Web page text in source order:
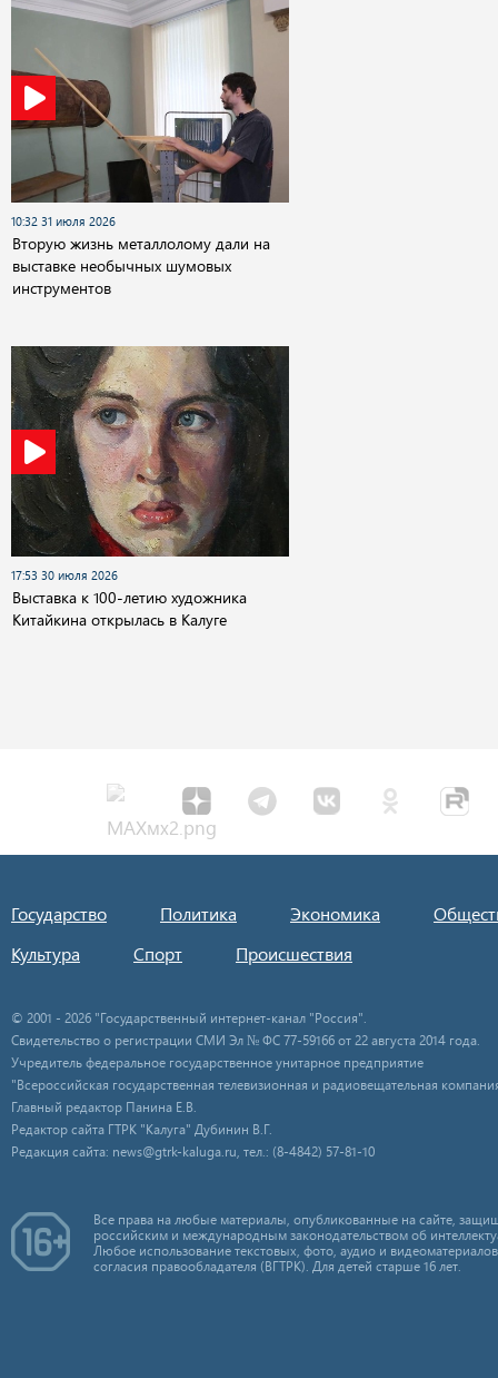
10:32 31 июля 2026
Вторую жизнь металлолому дали на
выставке необычных шумовых
инструментов
17:53 30 июля 2026
Выставка к 100-летию художника
Китайкина открылась в Калуге
Государство Политика Экономика
Культура
Спорт Происшествия
© 2001 - 2026 "Государственный интернет-канал "Россия".
Свидетельство о регистрации СМИ Эл № ФС 77-59166 от 22 августа 2014 года.
Учредитель федеральное государственное унитарное предприятие
"Всероссийская государственная телевизионная и радиовещательная
Главный редактор Панина Е.В.
Редактор сайта ГТРК "Калуга" Дубинин В.Г.
Редакция сайта: news@gtrk-kaluga.ru, тел.: (8-4842) 57-81-10
Все права на любые материалы, опубликованные на сайте,
российским и международным законодательством об
Любое использование текстовых, фото, аудио и
согласия правообладателя (ВГТРК). Для детей старше 16 лет.